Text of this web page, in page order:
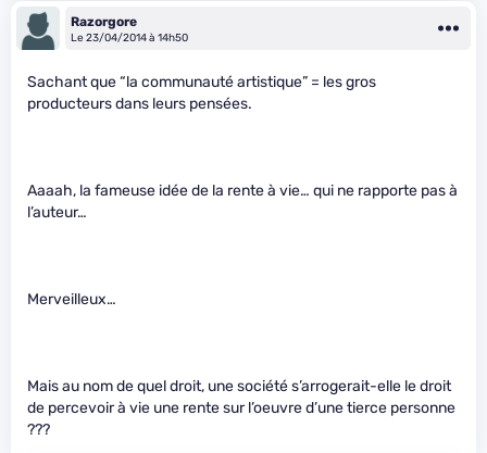
Razorgore
Le 23/04/2014 à 14h50
Sachant que “la communauté artistique” = les gros
producteurs dans leurs pensées.
Aaaah, la fameuse idée de la rente à vie… qui ne rapporte pas à
l’auteur…
Merveilleux…
Mais au nom de quel droit, une société s’arrogerait-elle le droit
de percevoir à vie une rente sur l’oeuvre d’une tierce personne
???